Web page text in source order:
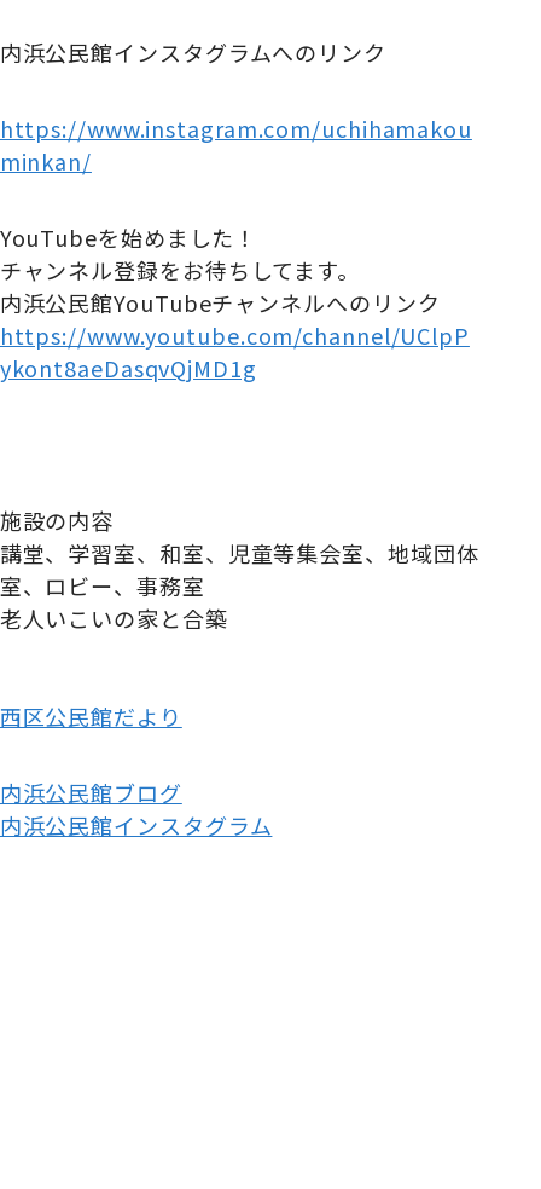
内浜公民館インスタグラムへのリンク
https://www.instagram.com/uchihamakou
minkan/
YouTubeを始めました！
チャンネル登録をお待ちしてます。
内浜公民館YouTubeチャンネルへのリンク
https://www.youtube.com/channel/UClpP
ykont8aeDasqvQjMD1g
施設の内容
講堂、学習室、和室、児童等集会室、地域団体
室、ロビー、事務室
老人いこいの家と合築
西区公民館だより
内浜公民館ブログ
内浜公民館インスタグラム